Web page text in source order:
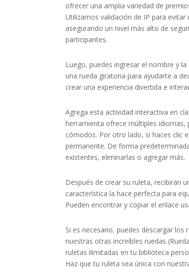
ofrecer una amplia variedad de
Utilizamos validación de IP para
asegurando un nivel más alto de
participantes.
Luego, puedes ingresar el nombre y
una rueda giratoria para ayudarte a
crear una experiencia divertida e
Agrega esta actividad interactiva en
herramienta ofrece múltiples idiomas,
cómodos. Por otro lado, si haces clic
permanente. De forma
existentes, eliminarlas o agregar más.
Después de crear su ruleta, recibirán
característica la hace perfecta para
Pueden encontrar y copiar el enlace
Si es necesario, puedes descargar
nuestras otras increíbles ruedas
ruletas ilimitadas en tu biblioteca
Haz que tu ruleta sea única con